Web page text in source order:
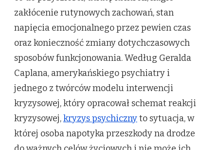
zakłócenie rutynowych zachowań, stan
napięcia emocjonalnego przez pewien czas
oraz konieczność zmiany dotychczasowych
sposobów funkcjonowania. Według Geralda
Caplana, amerykańskiego psychiatry i
jednego z twórców modelu interwencji
kryzysowej, który opracował schemat reakcji
kryzysowej,kryzys psychicznyto sytuacja, w
której osoba napotyka przeszkody na drodze